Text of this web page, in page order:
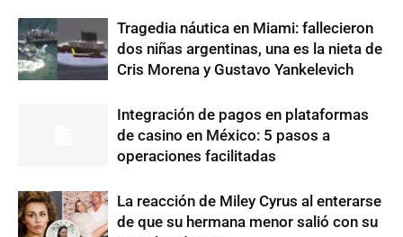
Tragedia náutica en Miami: fallecieron
dos niñas argentinas, una es la nieta de
Cris Morena y Gustavo Yankelevich
Integración de pagos en plataformas
de casino en México: 5 pasos a
operaciones facilitadas
La reacción de Miley Cyrus al enterarse
de que su hermana menor salió con su